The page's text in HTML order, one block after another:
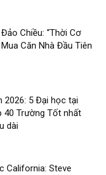
Chiều: “Thời Cơ
Căn Nhà Đầu Tiên
2026: 5 Đại học tại
40 Trường Tốt nhất
dài
California: Steve